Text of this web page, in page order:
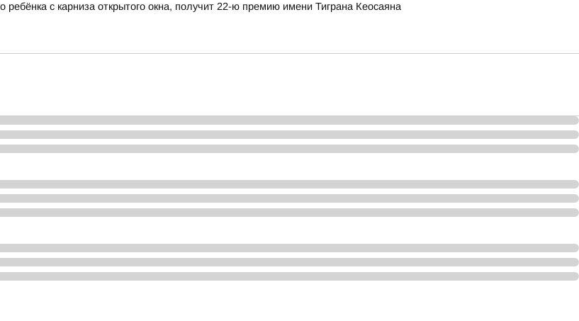
ребёнка с карниза открытого окна, получит 22-ю премию имени Тиграна Кеосаяна